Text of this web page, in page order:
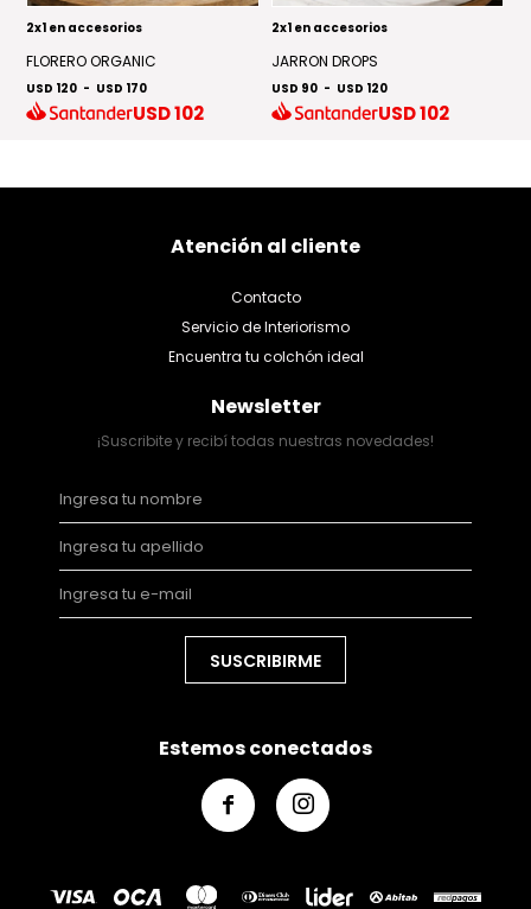
2x1 en accesorios
FLORERO ORGANIC
USD 120 - USD 170
USD102
2x1 en accesorios
JARRON DROPS
USD 90 - USD 120
USD102
Atención al cliente
Contacto
Servicio de Interiorismo
Encuentra tu colchón ideal
Newsletter
¡Suscribite y recibí todas nuestras novedades!
SUSCRIBIRME
Estemos conectados
 